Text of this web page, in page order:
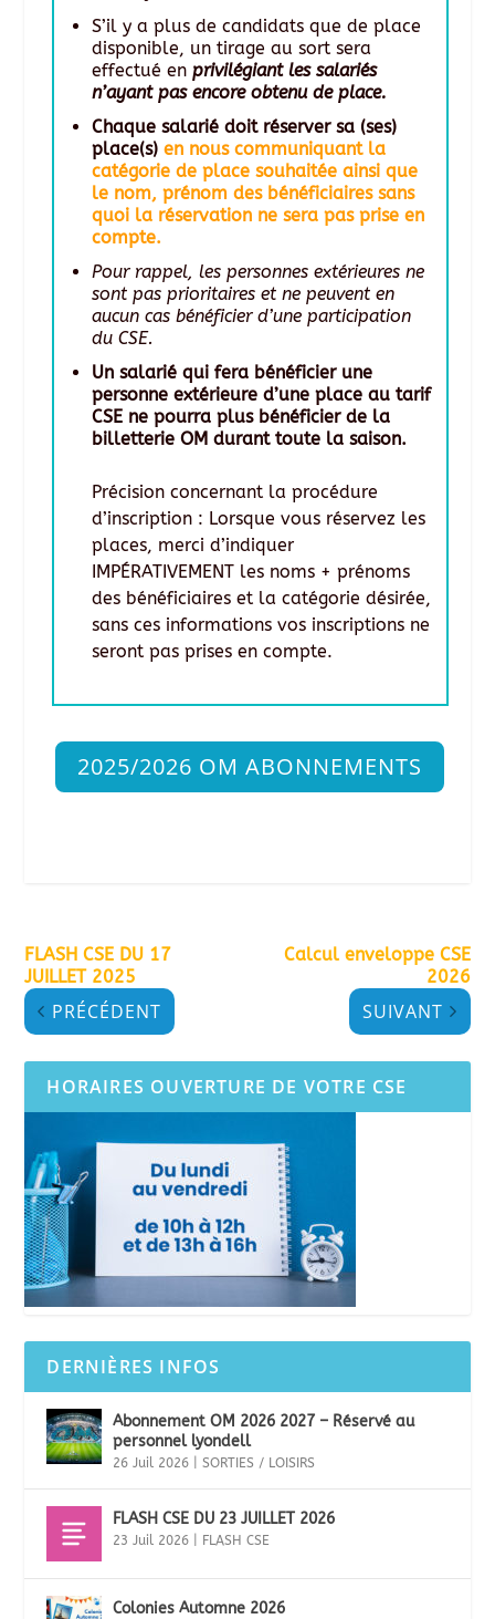
S’il y a plus de candidats que de place
disponible, un tirage au sort sera
effectué en privilégiant les salariés
n’ayant pas encore obtenu de place.
Chaque salarié doit réserver sa (ses)
place(s)en nous communiquant la
catégorie de place souhaitée ainsi que
le nom, prénom des bénéficiaires sans
quoi la réservation ne sera pas prise en
compte.
Pour rappel, les personnes extérieures ne
sont pas prioritaires et ne peuvent en
aucun cas bénéficier d’une participation
du CSE.
Un salarié qui fera bénéficier une
personne extérieure d’une place au tarif
CSE ne pourra plus bénéficier de la
billetterie OM durant toute la saison.
Précision concernant la procédure
d’inscription : Lorsque vous réservez les
places, merci d’indiquer
IMPÉRATIVEMENT les noms + prénoms
des bénéficiaires et la catégorie désirée,
sans ces informations vos inscriptions ne
seront pas prises en compte.
2025/2026 OM ABONNEMENTS
FLASH CSE DU 17
JUILLET 2025
PRÉCÉDENT
Calcul enveloppe CSE
2026
SUIVANT
HORAIRES OUVERTURE DE VOTRE CSE
DERNIÈRES INFOS
Abonnement OM 2026 2027 – Réservé au
personnel lyondell
26 Juil 2026 |SORTIES / LOISIRS
FLASH CSE DU 23 JUILLET 2026
23 Juil 2026 FLASH CSE
Colonies Automne 2026